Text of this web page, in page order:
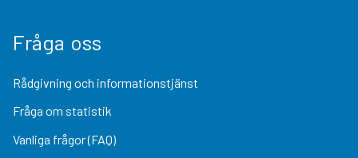
Fråga oss
Rådgivning och informationstjänst
Fråga om statistik
Vanliga frågor (FAQ)